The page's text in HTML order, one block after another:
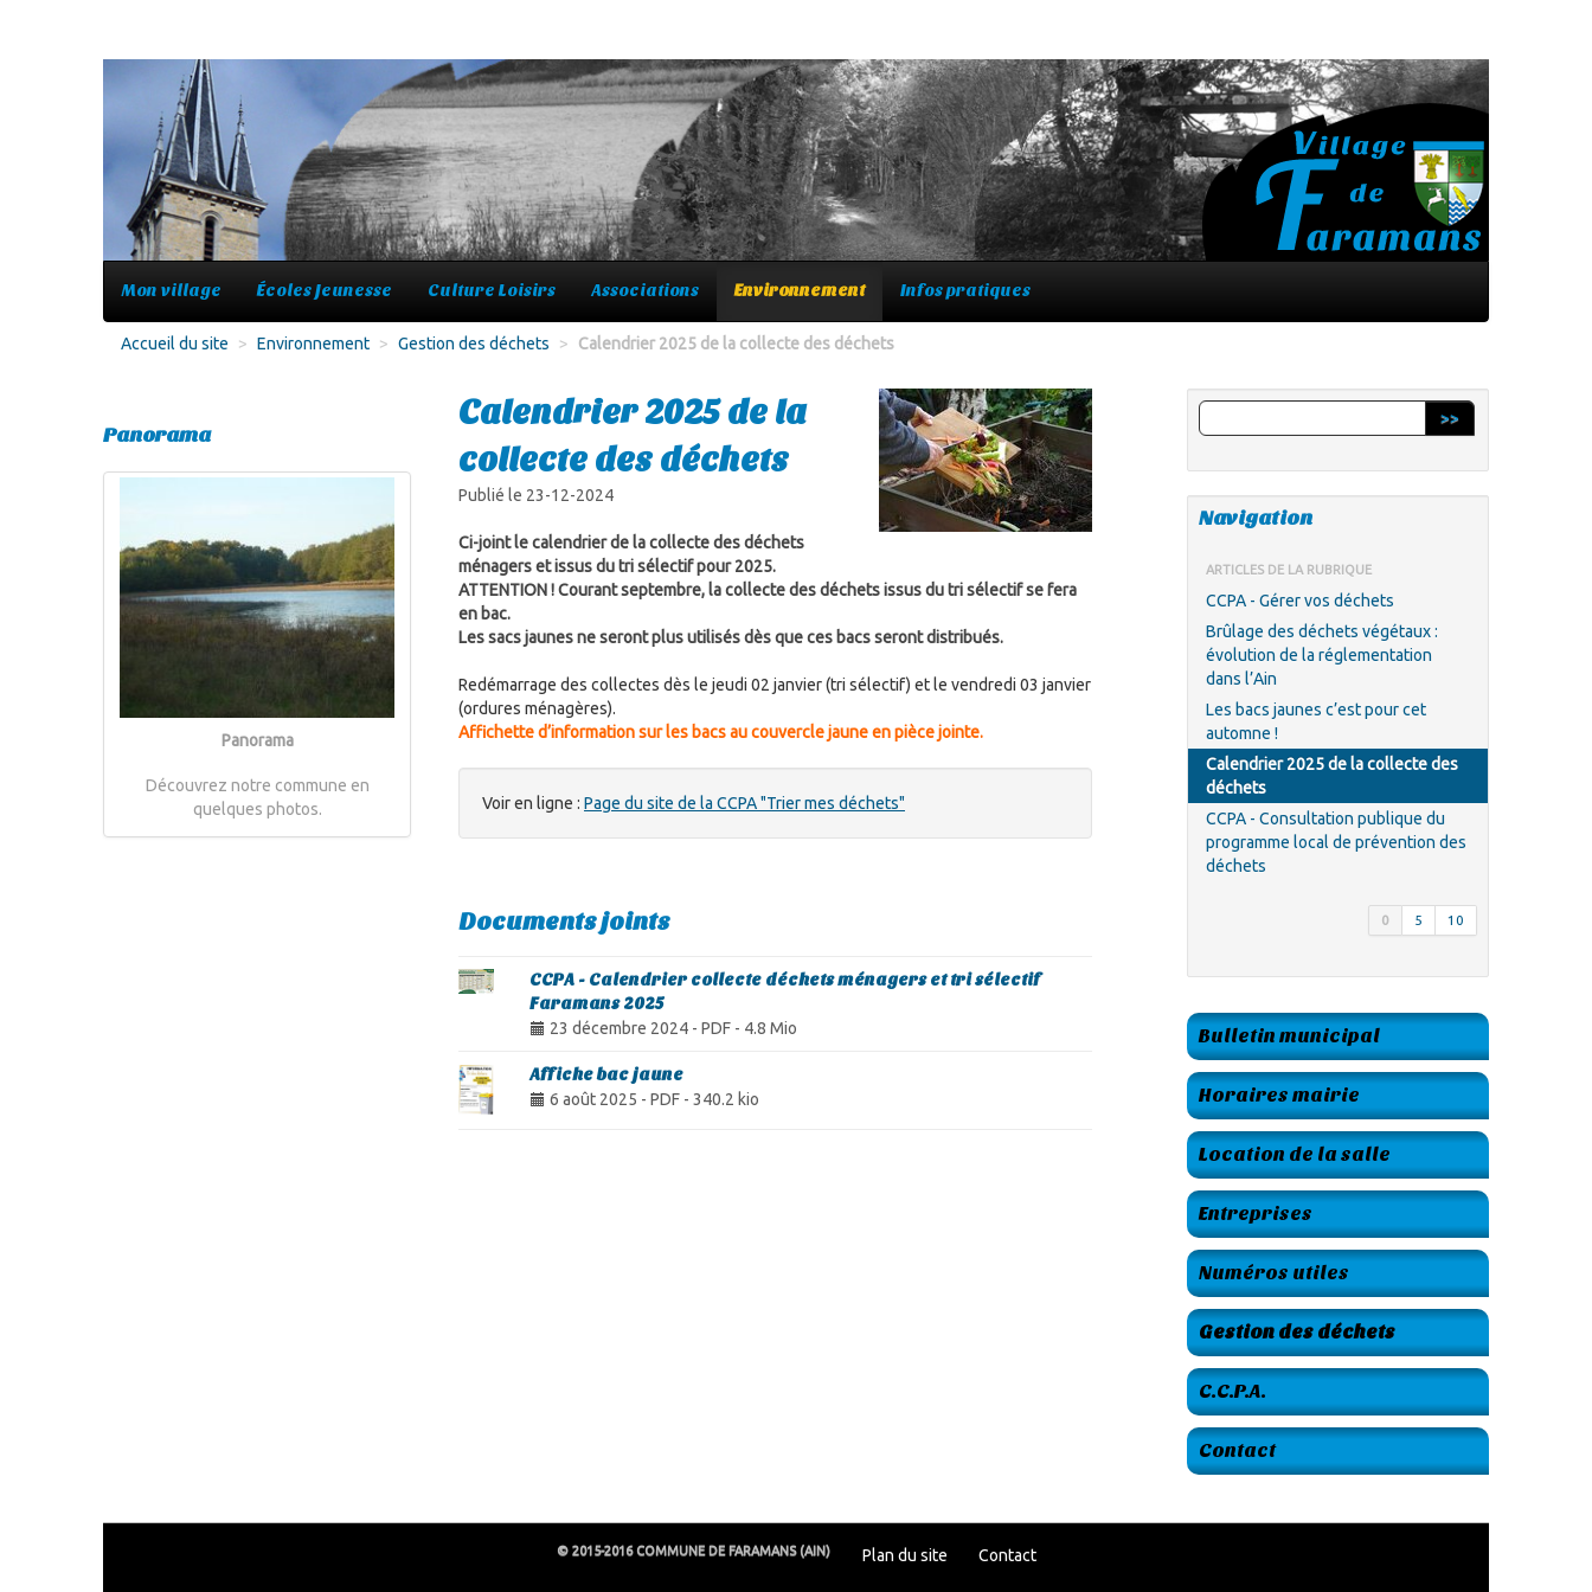
Mon village Écoles Jeunesse Culture Loisirs Associations Environnement Infos pratiques
Accueil du site > Environnement > Gestion des déchets > Calendrier 2025 de la collecte des déchets
Calendrier 2025 de la
collecte des déchets
Publié le 23-12-2024
Ci-joint le calendrier de la collecte des déchets
ménagers et issus du tri sélectif pour 2025.
ATTENTION ! Courant septembre, la collecte des déchets issus du tri sélectif se fera
en bac.
Les sacs jaunes ne seront plus utilisés dès que ces bacs seront distribués.
Redémarrage des collectes dès le jeudi 02 janvier (tri sélectif) et le vendredi 03 janvier
(ordures ménagères).
Affichette d’information sur les bacs au couvercle jaune en pièce jointe.
Voir en ligne : Page du site de la CCPA "Trier mes déchets"
Documents joints
CCPA - Calendrier collecte déchets ménagers et tri sélectif
Faramans 2025
23 décembre 2024 - PDF - 4.8 Mio
Affiche bac jaune
6 août 2025 - PDF - 340.2 kio
>>
Navigation
ARTICLES DE LA RUBRIQUE
CCPA - Gérer vos déchets
Brûlage des déchets végétaux :
évolution de la réglementation
dans l’Ain
Les bacs jaunes c’est pour cet
automne !
Calendrier 2025 de la collecte des
déchets
CCPA - Consultation publique du
programme local de prévention des
déchets
0 5 10
Bulletin municipal
Horaires mairie
Location de la salle
Entreprises
Numéros utiles
Gestion des déchets
C.C.P.A.
Contact
Panorama
Panorama
Découvrez notre commune en
quelques photos.
© 2015-2016 COMMUNE DE FARAMANS (AIN) Plan du site Contact